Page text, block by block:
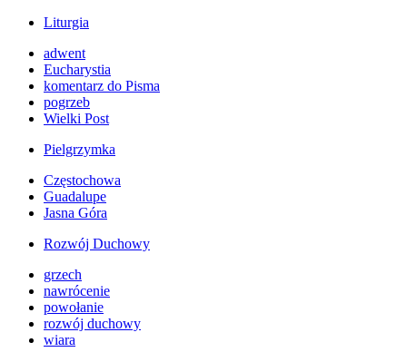
Liturgia
adwent
Eucharystia
komentarz do Pisma
pogrzeb
Wielki Post
Pielgrzymka
Częstochowa
Guadalupe
Jasna Góra
Rozwój Duchowy
grzech
nawrócenie
powołanie
rozwój duchowy
wiara